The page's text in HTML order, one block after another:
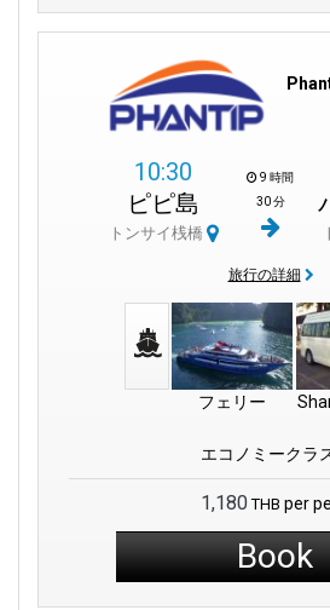
10:30
ピピ島
トンサイ桟橋
9 時間
30 分
旅行の詳細
フェリー
エコノミークラ
1,180 THB per
Book